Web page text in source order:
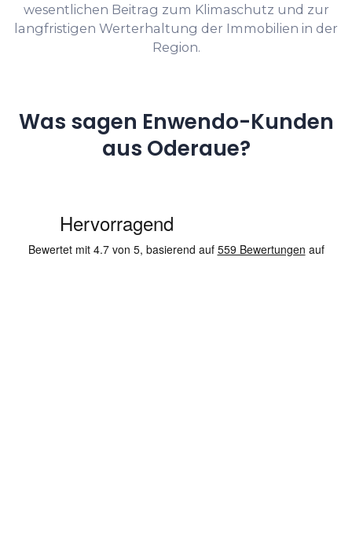
wesentlichen Beitrag zum Klimaschutz und zur
langfristigen Werterhaltung der Immobilien in der
Region.
Was sagen Enwendo-Kunden
aus Oderaue?